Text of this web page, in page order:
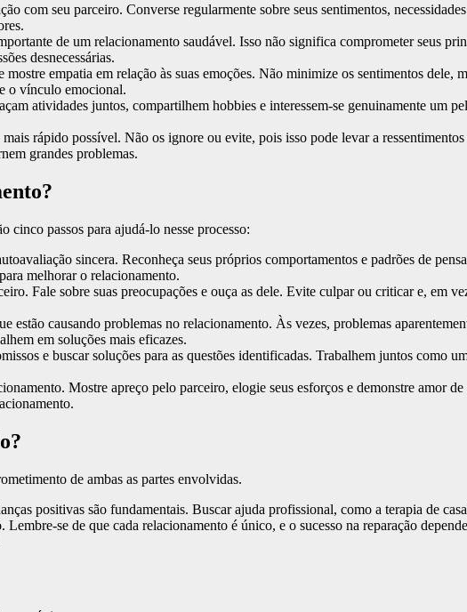
com seu parceiro. Converse regularmente sobre seus sentimentos,
de um relacionamento saudável. Isso não significa comprometer seus
desnecessárias.
empatia em relação às suas emoções. Não minimize os sentimentos dele,
o vínculo emocional.
atividades juntos, compartilhem hobbies e interessem-se genuinamente um
rápido possível. Não os ignore ou evite, pois isso pode levar a
grandes problemas.
passos para ajudá-lo nesse processo:
sincera. Reconheça seus próprios comportamentos e padrões de
melhorar o relacionamento.
Fale sobre suas preocupações e ouça as dele. Evite culpar ou criticar e, em
estão causando problemas no relacionamento. Às vezes, problemas
em soluções mais eficazes.
e buscar soluções para as questões identificadas. Trabalhem juntos como
Mostre apreço pelo parceiro, elogie seus esforços e demonstre amor de
de ambas as partes envolvidas.
positivas são fundamentais. Buscar ajuda profissional, como a terapia de
se de que cada relacionamento é único, e o sucesso na reparação